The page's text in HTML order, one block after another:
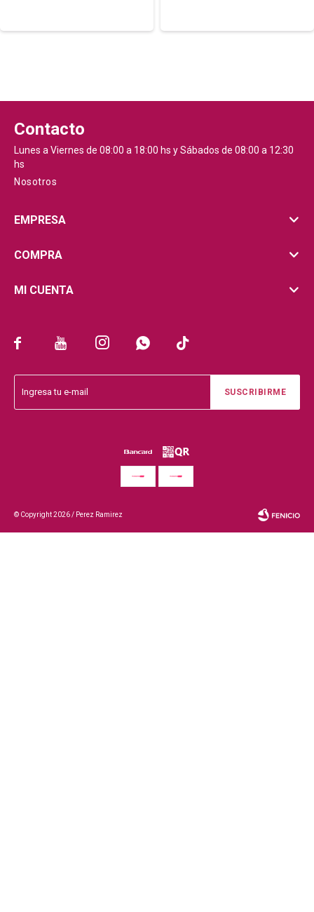
    
SUSCRIBIRME
Contacto
Lunes a Viernes de 08:00 a 18:00 hs y Sábados de 08:00 a 12:30
hs
Nosotros
EMPRESA
COMPRA
MI CUENTA
© Copyright 2026 / Perez Ramirez